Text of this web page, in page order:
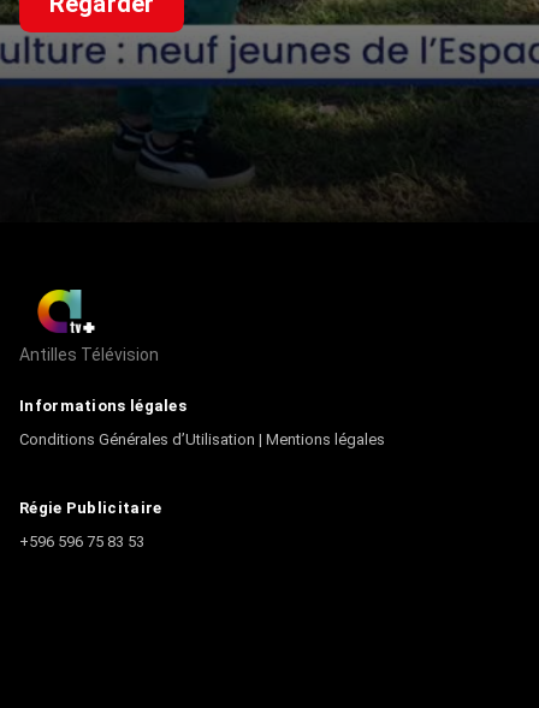
Antilles Télévision
Informations légales
Conditions Générales d’Utilisation | Mentions légales
Régie Publicitaire
+596 596 75 83 53